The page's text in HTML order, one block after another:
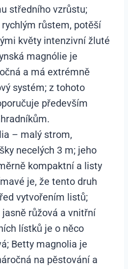
středního vzrůstu;
růstem, potěší
květy intenzivní žluté
magnólie je
a má extrémně
systém; z tohoto
především
– malý strom,
necelých 3 m; jeho
kompaktní a listy
je, že tento druh
vytvořením listů;
růžová a vnitřní
lístků je o něco
Betty magnolia je
na pěstování a